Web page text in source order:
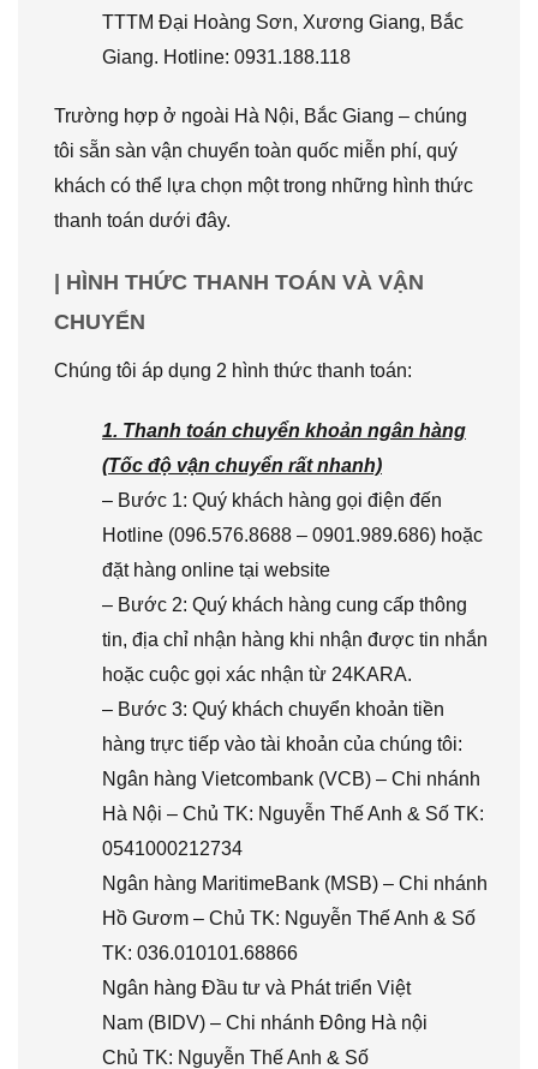
TTTM Đại Hoàng Sơn, Xương Giang, Bắc
Giang. Hotline: 0931.188.118
Trường hợp ở ngoài Hà Nội, Bắc Giang – chúng
tôi sẵn sàn vận chuyển toàn quốc miễn phí, quý
khách có thể lựa chọn một trong những hình thức
thanh toán dưới đây.
| HÌNH THỨC THANH TOÁN VÀ VẬN
CHUYỂN
Chúng tôi áp dụng 2 hình thức thanh toán:
1. Thanh toán chuyển khoản ngân hàng
(Tốc độ vận chuyển rất nhanh)
– Bước 1: Quý khách hàng gọi điện đến
Hotline (096.576.8688 – 0901.989.686) hoặc
đặt hàng online tại website
– Bước 2: Quý khách hàng cung cấp thông
tin, địa chỉ nhận hàng khi nhận được tin nhắn
hoặc cuộc gọi xác nhận từ 24KARA.
– Bước 3: Quý khách chuyển khoản tiền
hàng trực tiếp vào tài khoản của chúng tôi:
Ngân hàng Vietcombank (VCB) – Chi nhánh
Hà Nội – Chủ TK: Nguyễn Thế Anh & Số TK:
0541000212734
Ngân hàng MaritimeBank (MSB) – Chi nhánh
Hồ Gươm – Chủ TK: Nguyễn Thế Anh & Số
TK: 036.010101.68866
Ngân hàng Đầu tư và Phát triển Việt
Nam (BIDV) – Chi nhánh Đông Hà nội
Chủ TK: Nguyễn Thế Anh & Số